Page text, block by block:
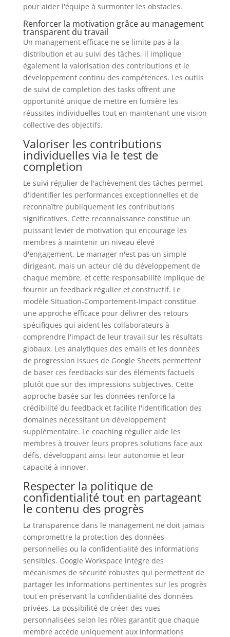
pour aider l'équipe à surmonter les obstacles.
Renforcer la motivation grâce au management
transparent du travail
Un management efficace ne se limite pas à la
distribution et au suivi des tâches, il implique
également la valorisation des contributions et le
développement continu des compétences. Les outils
de suivi de completion des tasks offrent une
opportunité unique de mettre en lumière les
réussites individuelles tout en maintenant une vision
collective des objectifs.
Valoriser les contributions
individuelles via le test de
completion
Le suivi régulier de l'achèvement des tâches permet
d'identifier les performances exceptionnelles et de
reconnaître publiquement les contributions
significatives. Cette reconnaissance constitue un
puissant levier de motivation qui encourage les
membres à maintenir un niveau élevé
d'engagement. Le manager n'est pas un simple
dirigeant, mais un acteur clé du développement de
chaque membre, et cette responsabilité implique de
fournir un feedback régulier et constructif. Le
modèle Situation-Comportement-Impact constitue
une approche efficace pour délivrer des retours
spécifiques qui aident les collaborateurs à
comprendre l'impact de leur travail sur les résultats
globaux. Les analytiques des emails et les données
de progression issues de Google Sheets permettent
de baser ces feedbacks sur des éléments factuels
plutôt que sur des impressions subjectives. Cette
approche basée sur les données renforce la
crédibilité du feedback et facilite l'identification des
domaines nécessitant un développement
supplémentaire. Le coaching régulier aide les
membres à trouver leurs propres solutions face aux
défis, développant ainsi leur autonomie et leur
capacité à innover.
Respecter la politique de
confidentialité tout en partageant
le contenu des progrès
La transparence dans le management ne doit jamais
compromettre la protection des données
personnelles ou la confidentialité des informations
sensibles. Google Workspace intègre des
mécanismes de sécurité robustes qui permettent de
partager les informations pertinentes sur les progrès
tout en préservant la confidentialité des données
privées. La possibilité de créer des vues
personnalisées selon les rôles garantit que chaque
membre accède uniquement aux informations